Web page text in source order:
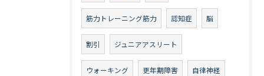
筋力トレーニング筋力 認知症 脳
割引 ジュニアアスリート
ウォーキング 更年期障害 自律神経